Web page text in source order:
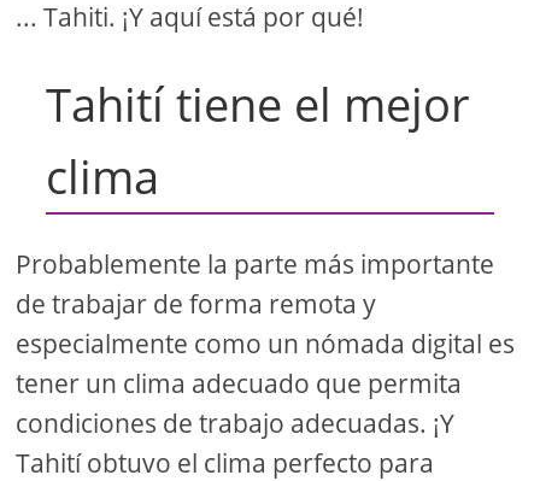
... Tahiti. ¡Y aquí está por qué!
Tahití tiene el mejor
clima
Probablemente la parte más importante
de trabajar de forma remota y
especialmente como un nómada digital es
tener un clima adecuado que permita
condiciones de trabajo adecuadas. ¡Y
Tahití obtuvo el clima perfecto para